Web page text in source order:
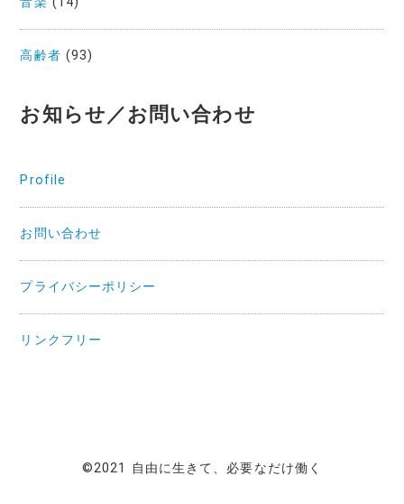
高齢者 (93)
お知らせ／お問い合わせ
Profile
お問い合わせ
プライバシーポリシー
リンクフリー
©2021 自由に生きて、必要なだけ働く